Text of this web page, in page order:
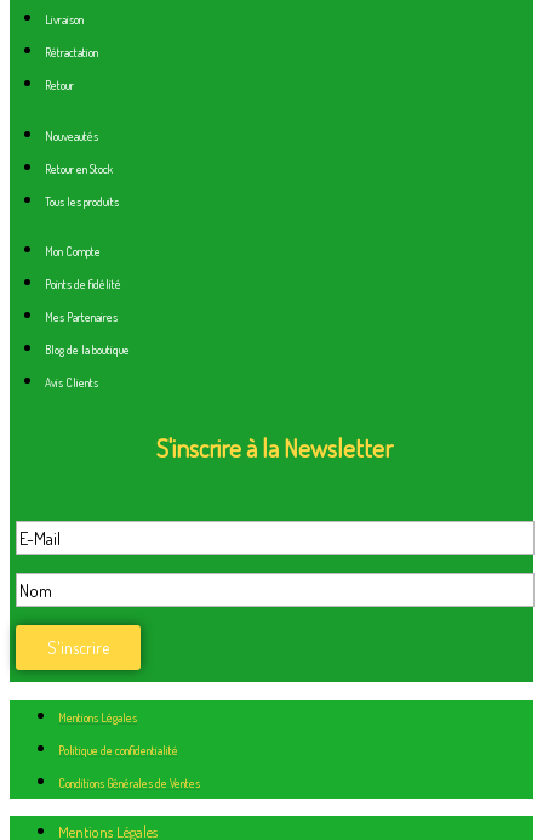
Livraison
Rétractation
Retour
Nouveautés
Retour en Stock
Tous les produits
Mon Compte
Points de fidélité
Mes Partenaires
Blog de la boutique
Avis Clients
S'inscrire à la Newsletter
Mentions Légales
Politique de confidentialité
Conditions Générales de Ventes
Mentions Légales